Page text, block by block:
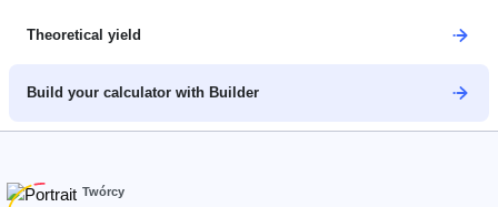
Theoretical yield
Build your calculator with Builder
Twórcy